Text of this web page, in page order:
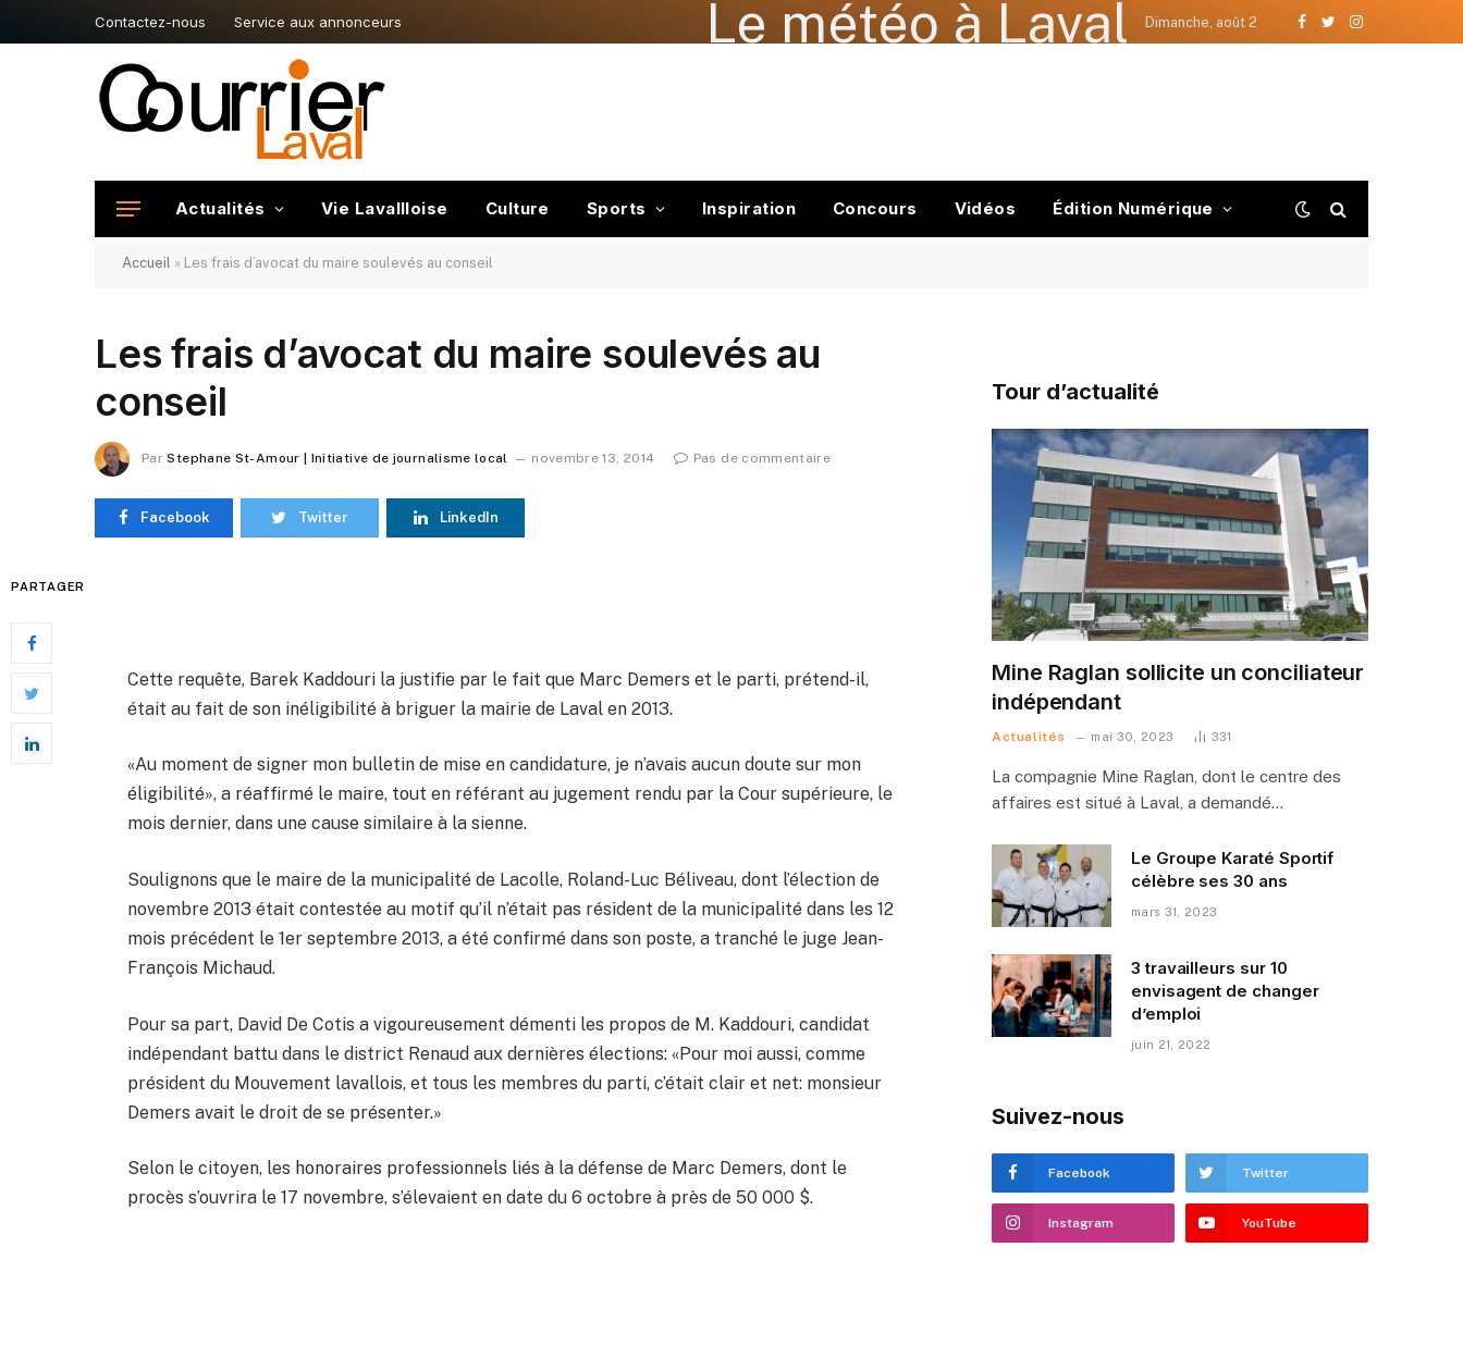
Contactez-nous Service aux annonceurs Le météo à Laval Dimanche, août 2
Facebook
TwitterInstagram
Actualités Vie Lavallloise Culture Sports Inspiration Concours Vidéos Édition Numérique
Accueil » Les frais d’avocat du maire soulevés au conseil
Les frais d’avocat du maire soulevés au
conseil
Par Stephane St-Amour | Initiative de journalisme local novembre 13, 2014 Pas de commentaire
Facebook Twitter LinkedIn
PARTAGER
Cette requête, Barek Kaddouri la justifie par le fait que Marc Demers et le parti, prétend-il,
était au fait de son inéligibilité à briguer la mairie de Laval en 2013.
«Au moment de signer mon bulletin de mise en candidature, je n’avais aucun doute sur mon
éligibilité», a réaffirmé le maire, tout en référant au jugement rendu par la Cour supérieure, le
mois dernier, dans une cause similaire à la sienne.
Soulignons que le maire de la municipalité de Lacolle, Roland-Luc Béliveau, dont l’élection de
novembre 2013 était contestée au motif qu’il n’était pas résident de la municipalité dans les 12
mois précédent le 1er septembre 2013, a été confirmé dans son poste, a tranché le juge Jean-
François Michaud.
Pour sa part, David De Cotis a vigoureusement démenti les propos de M. Kaddouri, candidat
indépendant battu dans le district Renaud aux dernières élections: «Pour moi aussi, comme
président du Mouvement lavallois, et tous les membres du parti, c’était clair et net: monsieur
Demers avait le droit de se présenter.»
Selon le citoyen, les honoraires professionnels liés à la défense de Marc Demers, dont le
procès s’ouvrira le 17 novembre, s’élevaient en date du 6 octobre à près de 50 000 $.
Tour d’actualité
Mine Raglan sollicite un conciliateur
indépendant
Actualités mai 30, 2023 331
La compagnie Mine Raglan, dont le centre des
affaires est situé à Laval, a demandé…
Le Groupe Karaté Sportif
célèbre ses 30 ans
mars 31, 2023
3 travailleurs sur 10
envisagent de changer
d’emploi
juin 21, 2022
Suivez-nous
Facebook Twitter
Instagram YouTube